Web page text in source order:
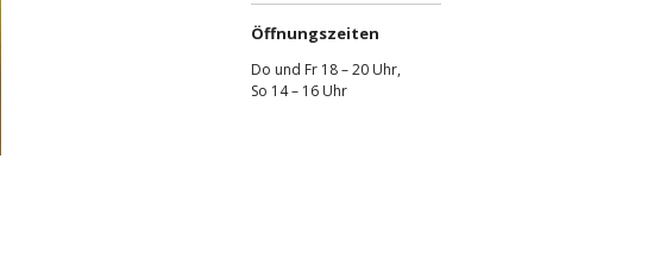
Öffnungszeiten
Do und Fr 18 – 20 Uhr,
So 14 – 16 Uhr